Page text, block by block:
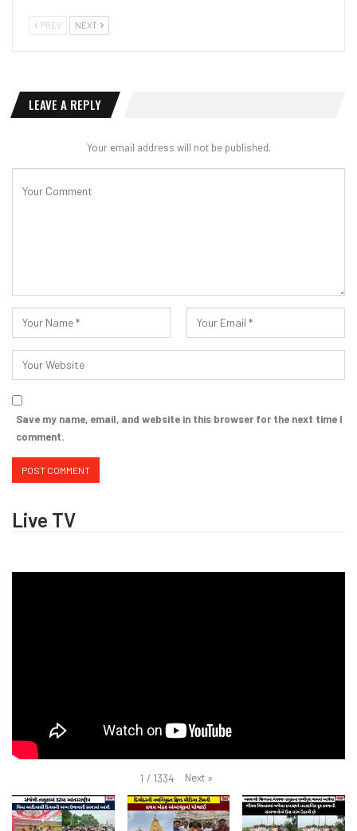
PREV NEXT
LEAVE A REPLY
Your email address will not be published.
Save my name, email, and website in this browser for the next time I
comment.
Live TV
1 / 1334 Next »